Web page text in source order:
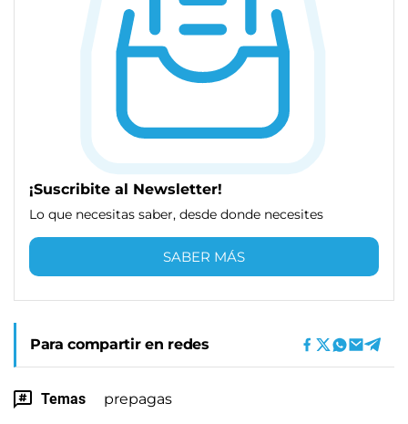
¡Suscribite al Newsletter!
Lo que necesitas saber, desde donde necesites
SABER MÁS
Para compartir en redes
Temas prepagas